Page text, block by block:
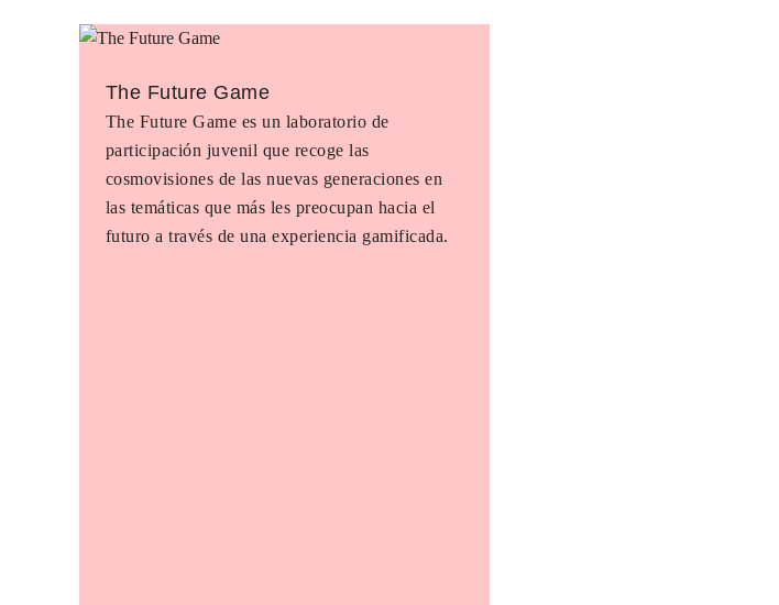
The Future Game
The Future Game es un laboratorio de
participación juvenil que recoge las
cosmovisiones de las nuevas generaciones en
las temáticas que más les preocupan hacia el
futuro a través de una experiencia gamificada.